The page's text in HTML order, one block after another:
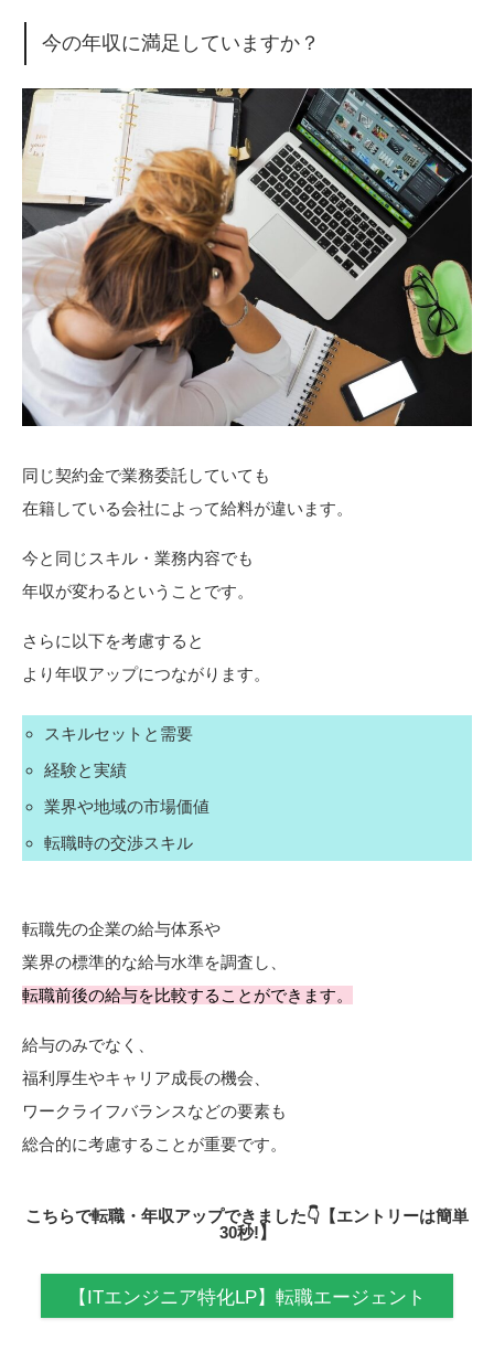
今の年収に満足していますか？
同じ契約金で業務委託していても
在籍している会社によって給料が違います。
今と同じスキル・業務内容でも
年収が変わるということです。
さらに以下を考慮すると
より年収アップにつながります。
スキルセットと需要
経験と実績
業界や地域の市場価値
転職時の交渉スキル
転職先の企業の給与体系や
業界の標準的な給与水準を調査し、
転職前後の給与を比較することができます。
給与のみでなく、
福利厚生やキャリア成長の機会、
ワークライフバランスなどの要素も
総合的に考慮することが重要です。
こちらで転職・年収アップできました👇【エントリーは簡単
30秒!】
【ITエンジニア特化LP】転職エージェント